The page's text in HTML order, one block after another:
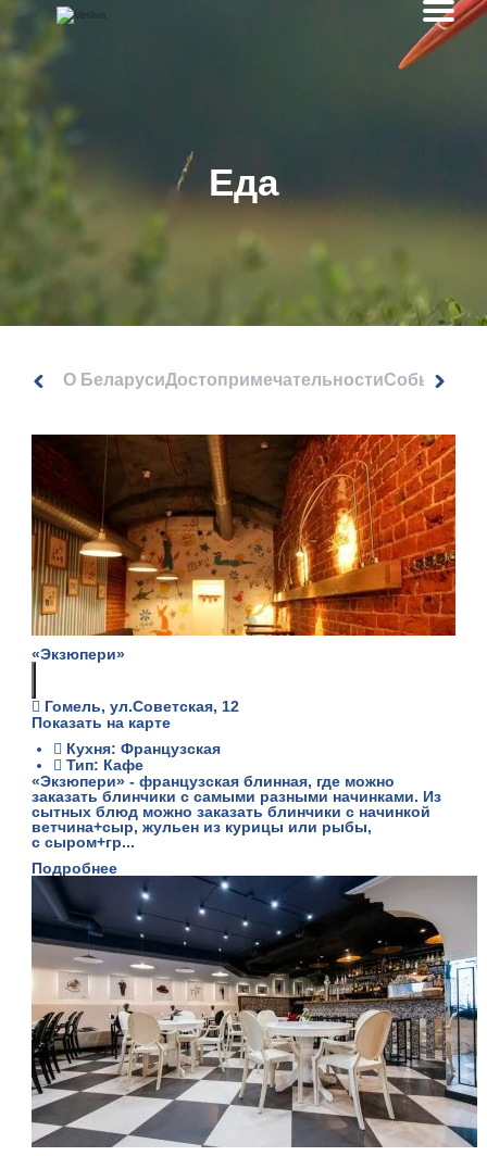
Еда
О БеларусиДостопримечательностиСобытия
«Экзюпери»
Гомель, ул.Советская, 12
Показать на карте
Кухня: Французская
Тип: Кафе
«Экзюпери» - французская блинная, где можно
заказать блинчики с самыми разными начинками. Из
сытных блюд можно заказать блинчики с начинкой
ветчина+сыр, жульен из курицы или рыбы,
с сыром+гр...
Подробнее